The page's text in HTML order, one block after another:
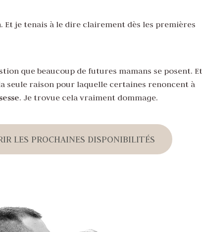
Et je tenais à le dire clairement dès les premières
que beaucoup de futures mamans se posent. Et
seule raison pour laquelle certaines renoncent à
. Je trovue cela vraiment dommage.
LES PROCHAINES DISPONIBILITÉS